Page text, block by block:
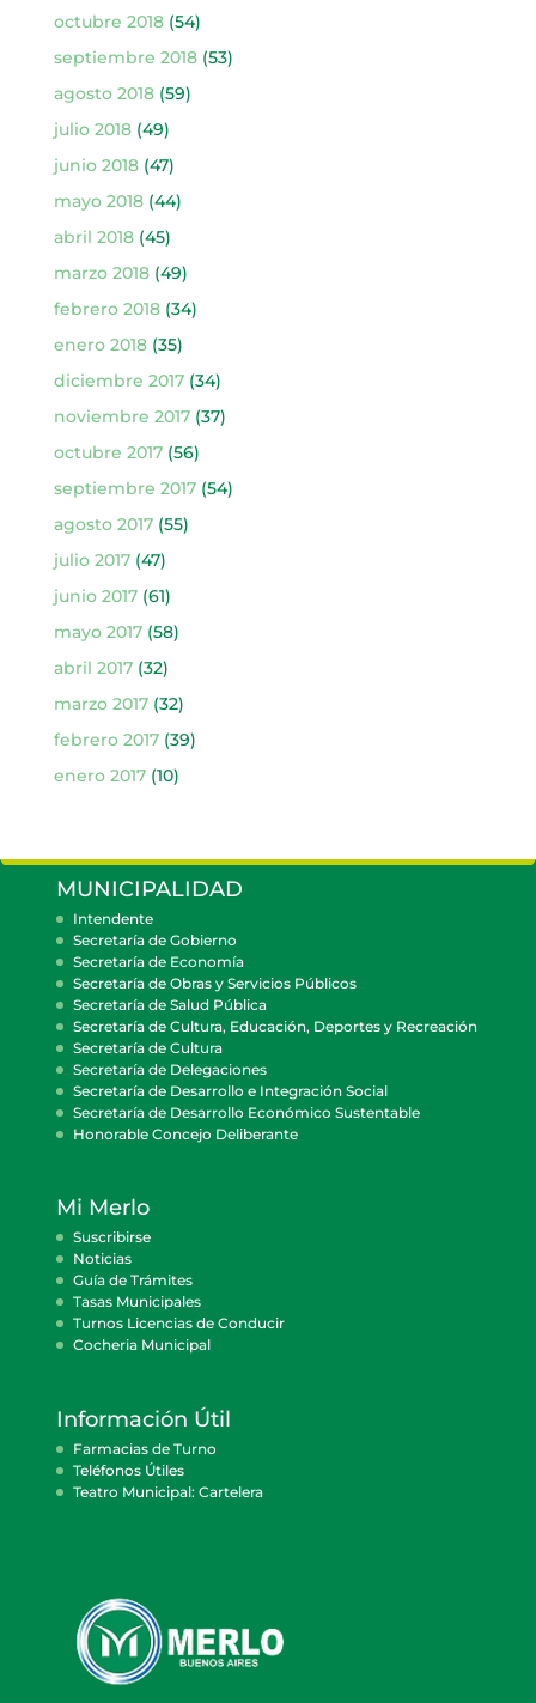
octubre 2018(54)
septiembre 2018(53)
agosto 2018(59)
julio 2018(49)
junio 2018(47)
mayo 2018(44)
abril 2018(45)
marzo 2018(49)
febrero 2018(34)
enero 2018(35)
diciembre 2017(34)
noviembre 2017(37)
octubre 2017(56)
septiembre 2017(54)
agosto 2017(55)
julio 2017(47)
junio 2017(61)
mayo 2017(58)
abril 2017(32)
marzo 2017(32)
febrero 2017(39)
enero 2017(10)
MUNICIPALIDAD
Intendente
Secretaría de Gobierno
Secretaría de Economía
Secretaría de Obras y Servicios Públicos
Secretaría de Salud Pública
Secretaría de Cultura, Educación, Deportes y Recreación
Secretaría de Cultura
Secretaría de Delegaciones
Secretaría de Desarrollo e Integración Social
Secretaría de Desarrollo Económico Sustentable
Honorable Concejo Deliberante
Mi Merlo
Suscribirse
Noticias
Guía de Trámites
Tasas Municipales
Turnos Licencias de Conducir
Cocheria Municipal
Información Útil
Farmacias de Turno
Teléfonos Útiles
Teatro Municipal: Cartelera